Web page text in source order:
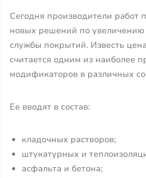
Сегодня производители работ
новых решений по увеличению
службы покрытий. Известь
считается одним из наиболее
модификаторов в различных
Ее вводят в состав:
кладочных растворов;
штукатурных и
асфальта и бетона;